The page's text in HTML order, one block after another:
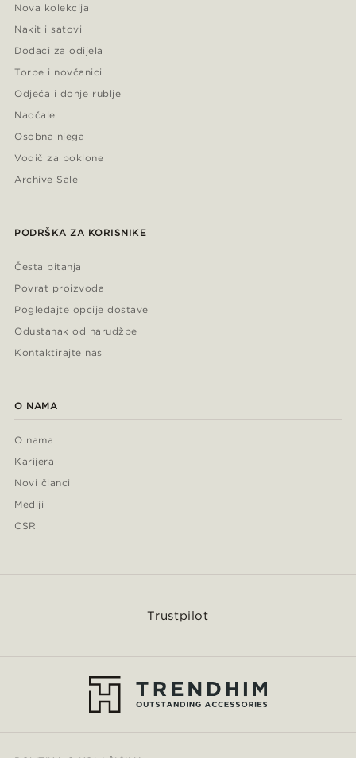
Nova kolekcija
Nakit i satovi
Dodaci za odijela
Torbe i novčanici
Odjeća i donje rublje
Naočale
Osobna njega
Vodič za poklone
Archive Sale
PODRŠKA ZA KORISNIKE
Česta pitanja
Povrat proizvoda
Pogledajte opcije dostave
Odustanak od narudžbe
Kontaktirajte nas
O NAMA
O nama
Karijera
Novi članci
Mediji
CSR
Trustpilot